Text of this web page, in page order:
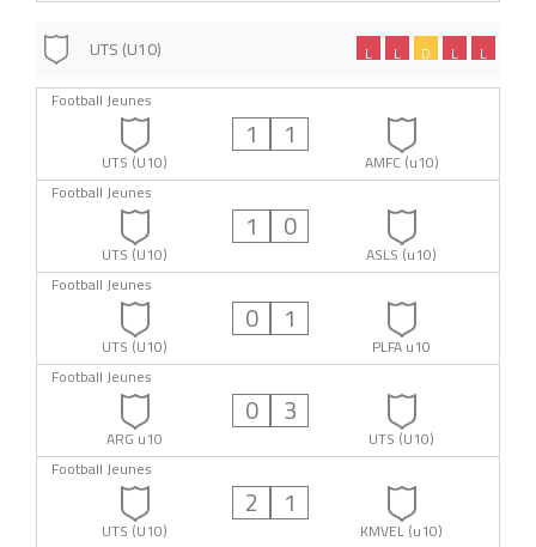
UTS (U10) L
L
D
L
L
Football Jeunes
UTS (U10)
1 1
AMFC (u10)
Football Jeunes
UTS (U10)
1 0
ASLS (u10)
Football Jeunes
UTS (U10)
0 1
PLFA u10
Football Jeunes
ARG u10
0 3
UTS (U10)
Football Jeunes
UTS (U10)
2 1
KMVEL (u10)